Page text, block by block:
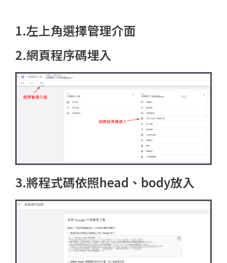
1.左上角選擇管理介面
2.網頁程序碼埋入
3.將程式碼依照head、body放入